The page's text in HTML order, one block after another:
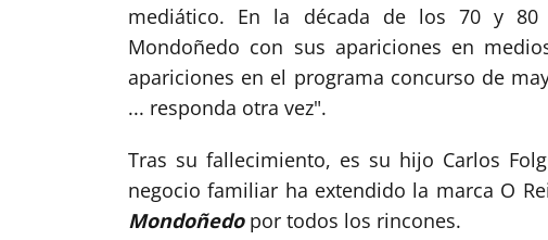
mediático. En la década de los 70 y
Mondoñedo con sus apariciones en
apariciones en el programa concurso de
... responda otra vez".
Tras su fallecimiento, es su hijo Carlos
negocio familiar ha extendido la marca O
Mondoñedo por todos los rincones.